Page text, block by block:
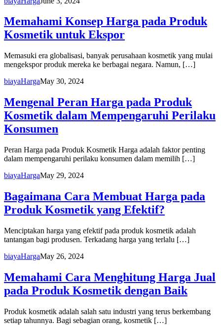
Memahami Konsep Harga pada Produk
Kosmetik untuk Ekspor
Memasuki era globalisasi, banyak perusahaan kosmetik yang mulai
mengekspor produk mereka ke berbagai negara. Namun, […]
biayaHargaMay 30, 2024
Mengenal Peran Harga pada Produk
Kosmetik dalam Mempengaruhi Perilaku
Konsumen
Peran Harga pada Produk Kosmetik Harga adalah faktor penting
dalam mempengaruhi perilaku konsumen dalam memilih […]
biayaHargaMay 29, 2024
Bagaimana Cara Membuat Harga pada
Produk Kosmetik yang Efektif?
Menciptakan harga yang efektif pada produk kosmetik adalah
tantangan bagi produsen. Terkadang harga yang terlalu […]
biayaHargaMay 26, 2024
Memahami Cara Menghitung Harga Jual
pada Produk Kosmetik dengan Baik
Produk kosmetik adalah salah satu industri yang terus berkembang
setiap tahunnya. Bagi sebagian orang, kosmetik […]